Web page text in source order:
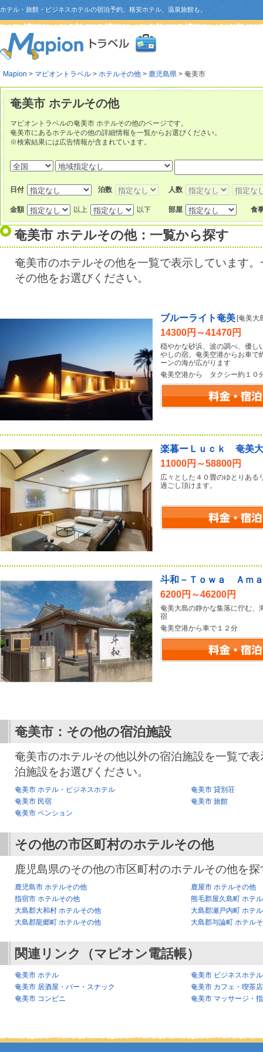
ホテル・旅館・ビジネスホテルの宿泊予約。格安ホテル、温泉旅館も。
Mapion > マピオントラベル > ホテルその他 > 鹿児島県 > 奄美市
奄美市 ホテルその他
マピオントラベルの奄美市 ホテルその他のページです。
奄美市にあるホテルその他の詳細情報を一覧からお選びください。
※検索結果には広告情報が含まれています。
日付 泊数 人数
金額 以上 以下 部屋 食
奄美市 ホテルその他：一覧から探す
奄美市のホテルその他を一覧で表示しています
その他をお選びください。
ブルーライト奄美 [奄美大
14300円～41470円
穏やかな砂浜、波の調べ、優し
やしの宿。奄美空港からお車で
ーンの海が広がります
奄美空港から タクシー約１０
楽暮ーＬｕｃｋ 奄美
11000円～58800円
広々とした４０畳のゆとりある
過ごし頂けます。
斗和－Ｔｏｗａ Ａｍ
6200円～46200円
奄美大島の静かな集落に佇む、
宿
奄美空港から車で１２分
奄美市：その他の宿泊施設
奄美市のホテルその他以外の宿泊施設を一覧で
泊施設をお選びください。
奄美市 ホテル・ビジネスホテル
奄美市 貸別荘
奄美市 民宿
奄美市 旅館
奄美市 ペンション
その他の市区町村のホテルその他
鹿児島県のその他の市区町村のホテルその他を
鹿児島市 ホテルその他
鹿屋市 ホテルその他
指宿市 ホテルその他
熊毛郡屋久島町 ホテ
大島郡大和村 ホテルその他
大島郡瀬戸内町 ホテ
大島郡龍郷町 ホテルその他
大島郡与論町 ホテル
関連リンク（マピオン電話帳）
奄美市 ホテル
奄美市 ビジネスホテル
奄美市 居酒屋・バー・スナック
奄美市 カフェ・喫茶店
奄美市 コンビニ
奄美市 マッサージ・